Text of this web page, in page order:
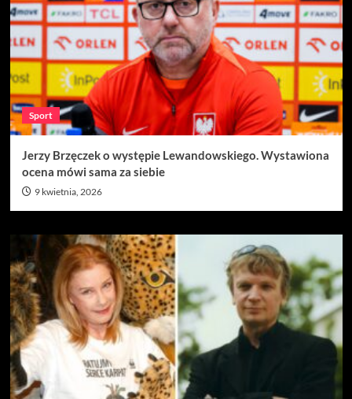
Sport
Jerzy Brzęczek o występie Lewandowskiego. Wystawiona
ocena mówi sama za siebie
9 kwietnia, 2026